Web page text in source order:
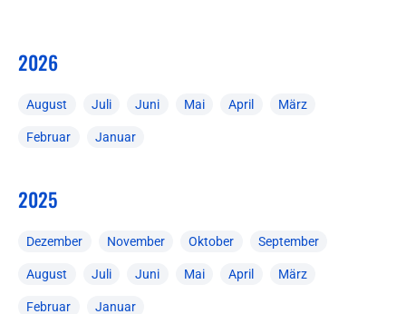
2026
August Juli Juni Mai April März
Februar Januar
2025
Dezember November Oktober September
August Juli Juni Mai April März
Februar Januar